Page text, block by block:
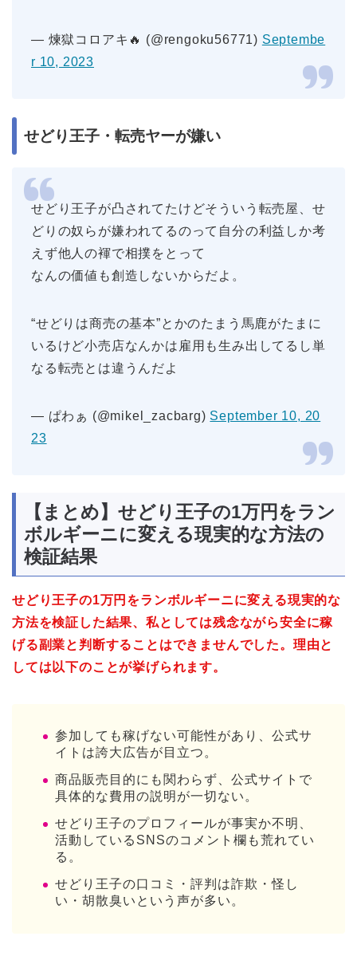
— 煉獄コロアキ🔥 (@rengoku56771) Septembe
r 10, 2023
せどり王子・転売ヤーが嫌い
せどり王子が凸されてたけどそういう転売屋、せ
どりの奴らが嫌われてるのって自分の利益しか考
えず他人の褌で相撲をとって
なんの価値も創造しないからだよ。
“せどりは商売の基本”とかのたまう馬鹿がたまに
いるけど小売店なんかは雇用も生み出してるし単
なる転売とは違うんだよ
— ぱわぁ (@mikel_zacbarg) September 10, 20
23
【まとめ】せどり王子の1万円をラン
ボルギーニに変える現実的な方法の
検証結果
せどり王子の1万円をランボルギーニに変える現実的な
方法を検証した結果、私としては残念ながら安全に稼
げる副業と判断することはできませんでした。理由と
しては以下のことが挙げられます。
参加しても稼げない可能性があり、公式サ
イトは誇大広告が目立つ。
商品販売目的にも関わらず、公式サイトで
具体的な費用の説明が一切ない。
せどり王子のプロフィールが事実か不明、
活動しているSNSのコメント欄も荒れてい
る。
せどり王子の口コミ・評判は詐欺・怪し
い・胡散臭いという声が多い。